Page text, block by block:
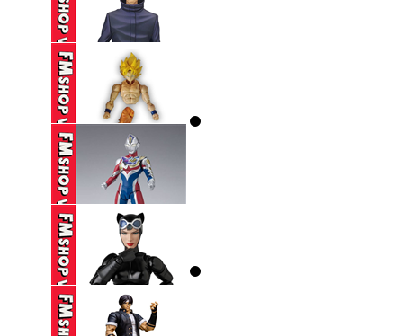
(2ND) ICHIBAN KUJI
JUJUTSU ...
650,000 VND
(2ND) BANPRESTO
JUJUTSU KAISEN ...
390,000 VND
(THIẾU HÔNG+CHÂN,
THIẾU CHỐT ...
250,000 VND
(2ND,TRẦY) SHF
ULTRAMAN DECKER
...